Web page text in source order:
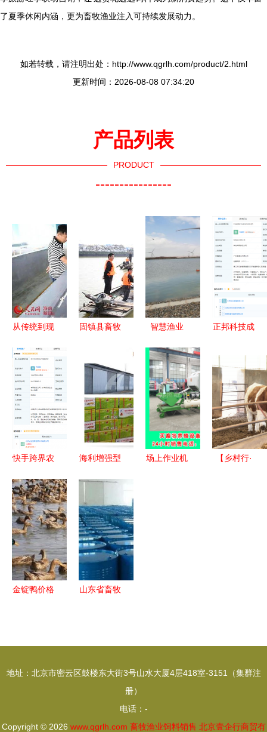
了夏季休闲内涵，更为畜牧渔业注入可持续发展动力。
如若转载，请注明出处：http://www.qgrlh.com/product/2.html
更新时间：2026-08-08 07:34:20
产品列表
PRODUCT
----------------
从传统到现
产养殖的转
型之路与饲
料销售新机
遇
固镇县畜牧
积极实施渔
业增殖放流
保障生态平
衡与饲料销
售协同发展
智慧渔业
护蓝色生
态，协同饲
料销售驱动
产业升级
正邦科技成
业链布局，
拓展饲料销
售业务
快手跨界农
立品农科技
公司，布局
农药零售与
饲料销售新
赛道
海利增强型
砖 矿物质
微量元素补
充与饲料舔
块图片大全
场上作业机
【乡村行·
金锭鸭价格
山东省畜牧
解读与展望
地址：北京市密云区鼓楼东大街3号山水大厦4层418室-3151（集群注
册）
电话：-
Copyright © 2026 www.qgrlh.com 畜牧渔业饲料销售 北京壹企行商贸有